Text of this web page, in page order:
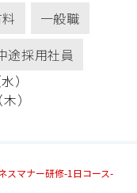
一般職
途採用社員
）
）
スマナー研修-1日コース-